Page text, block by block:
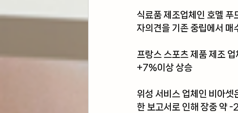
식료품 제조업체인 호멜 푸
자의견을 기존 중립에서
프랑스 스포츠 제품 제조 업
+7%이상 상승
위성 서비스 업체인 비아셋
한 보고서로 인해 장중 약